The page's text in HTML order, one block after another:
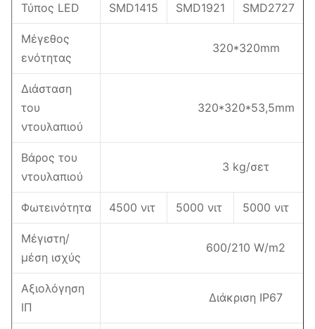
Τύπος LED SMD1415 SMD1921 SMD2727
Μέγεθος
ενότητας
320*320mm
Διάσταση
του
ντουλαπιού
320*320*53,5mm
Βάρος του
ντουλαπιού
3 kg/σετ
Φωτεινότητα 4500 νιτ 5000 νιτ 5000 νιτ
Μέγιστη/
μέση ισχύς
600/210 W/m2
Αξιολόγηση
ΙΠ
Διάκριση IP67